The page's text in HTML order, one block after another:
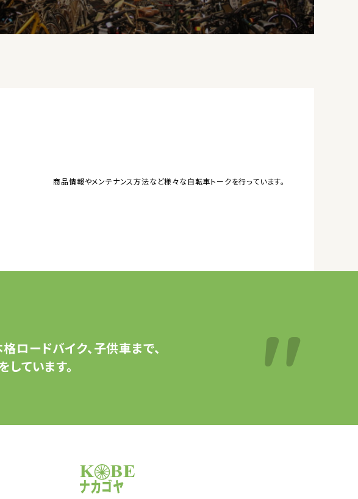
商品情報やメンテナンス方法など様々な自転車トークを行っています。
ロードバイク、子供車まで、
ています。
サイクルショップナカゴヤ